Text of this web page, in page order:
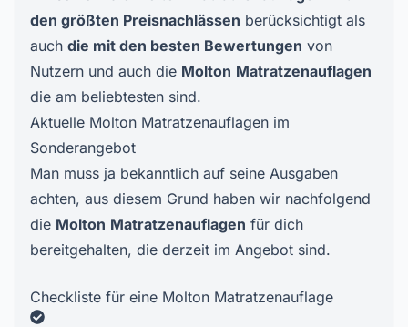
den größten Preisnachlässen berücksichtigt als
auch die mit den besten Bewertungen von
Nutzern und auch die Molton Matratzenauflagen
die am beliebtesten sind.
Aktuelle Molton Matratzenauflagen im
Sonderangebot
Man muss ja bekanntlich auf seine Ausgaben
achten, aus diesem Grund haben wir nachfolgend
die Molton Matratzenauflagen für dich
bereitgehalten, die derzeit im Angebot sind.
Checkliste für eine Molton Matratzenauflage